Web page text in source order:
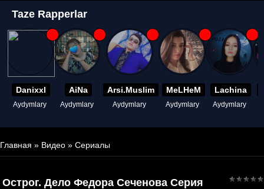
Taze Rapperlar
Danixxl
Aydymlary
AiNa
Aydymlary
Arsi.Muslim
Aydymlary
MeLHeM
Aydymlary
Lachina
Aydymlary
Главная » Видео » Сериалы
Острог. Дело Федора Сеченова Серия